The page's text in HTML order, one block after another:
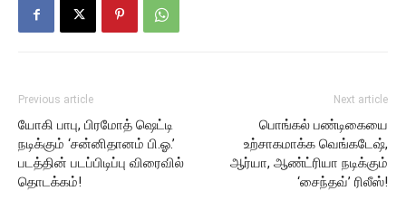
Previous article
யோகி பாபு, பிரமோத் ஷெட்டி
நடிக்கும் ‘சன்னிதானம் பி.ஓ.’
படத்தின் படப்பிடிப்பு விரைவில்
தொடக்கம்!
Next article
பொங்கல் பண்டிகையை
உற்சாகமாக்க வெங்கடேஷ்,
ஆர்யா, ஆண்ட்ரியா நடிக்கும்
‘சைந்தவ்’ ரிலீஸ்!